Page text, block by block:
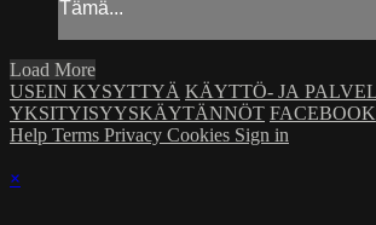
Tämä...
Load More
USEIN KYSYTTYÄ KÄYTTÖ- JA
YKSITYISYYSKÄYTÄNNÖT FACEBOOK
Help Terms Privacy Cookies Sign in
×